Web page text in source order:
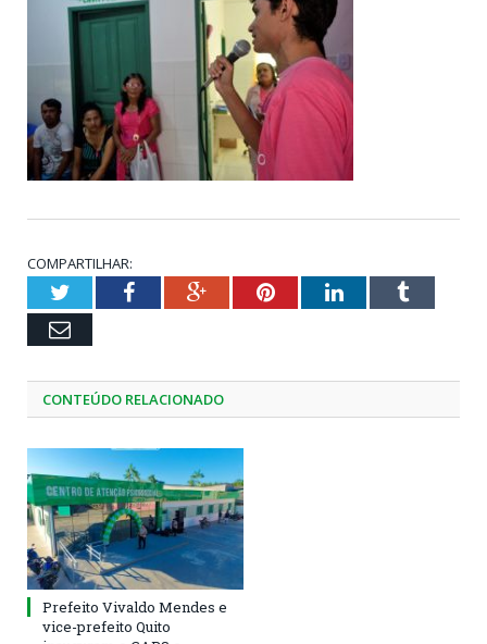
COMPARTILHAR:
TwitterFacebookGoogle+PinterestLinkedInTumblr
Email
CONTEÚDO RELACIONADO
Prefeito Vivaldo Mendes e
vice-prefeito Quito